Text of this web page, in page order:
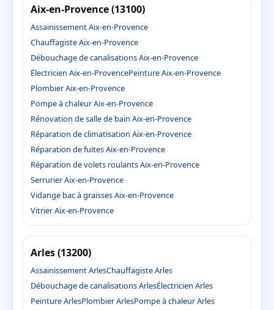
Aix-en-Provence (13100)
Assainissement Aix-en-Provence
Chauffagiste Aix-en-Provence
Débouchage de canalisations Aix-en-Provence
Électricien Aix-en-ProvencePeinture Aix-en-Provence
Plombier Aix-en-Provence
Pompe à chaleur Aix-en-Provence
Rénovation de salle de bain Aix-en-Provence
Réparation de climatisation Aix-en-Provence
Réparation de fuites Aix-en-Provence
Réparation de volets roulants Aix-en-Provence
Serrurier Aix-en-Provence
Vidange bac à graisses Aix-en-Provence
Vitrier Aix-en-Provence
Arles (13200)
Assainissement ArlesChauffagiste Arles
Débouchage de canalisations ArlesÉlectricien Arles
Peinture ArlesPlombier ArlesPompe à chaleur Arles